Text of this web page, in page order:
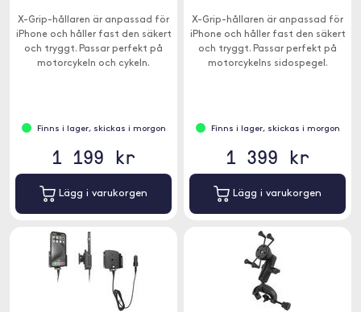
X-Grip-hållaren är anpassad för
iPhone och håller fast den säkert
och tryggt. Passar perfekt på
motorcykeln och cykeln.
Finns i lager, skickas i morgon
1 199 kr
Lägg i varukorgen
X-Grip-hållaren är anpassad för
iPhone och håller fast den säkert
och tryggt. Passar perfekt på
motorcykelns sidospegel.
Finns i lager, skickas i morgon
1 399 kr
Lägg i varukorgen